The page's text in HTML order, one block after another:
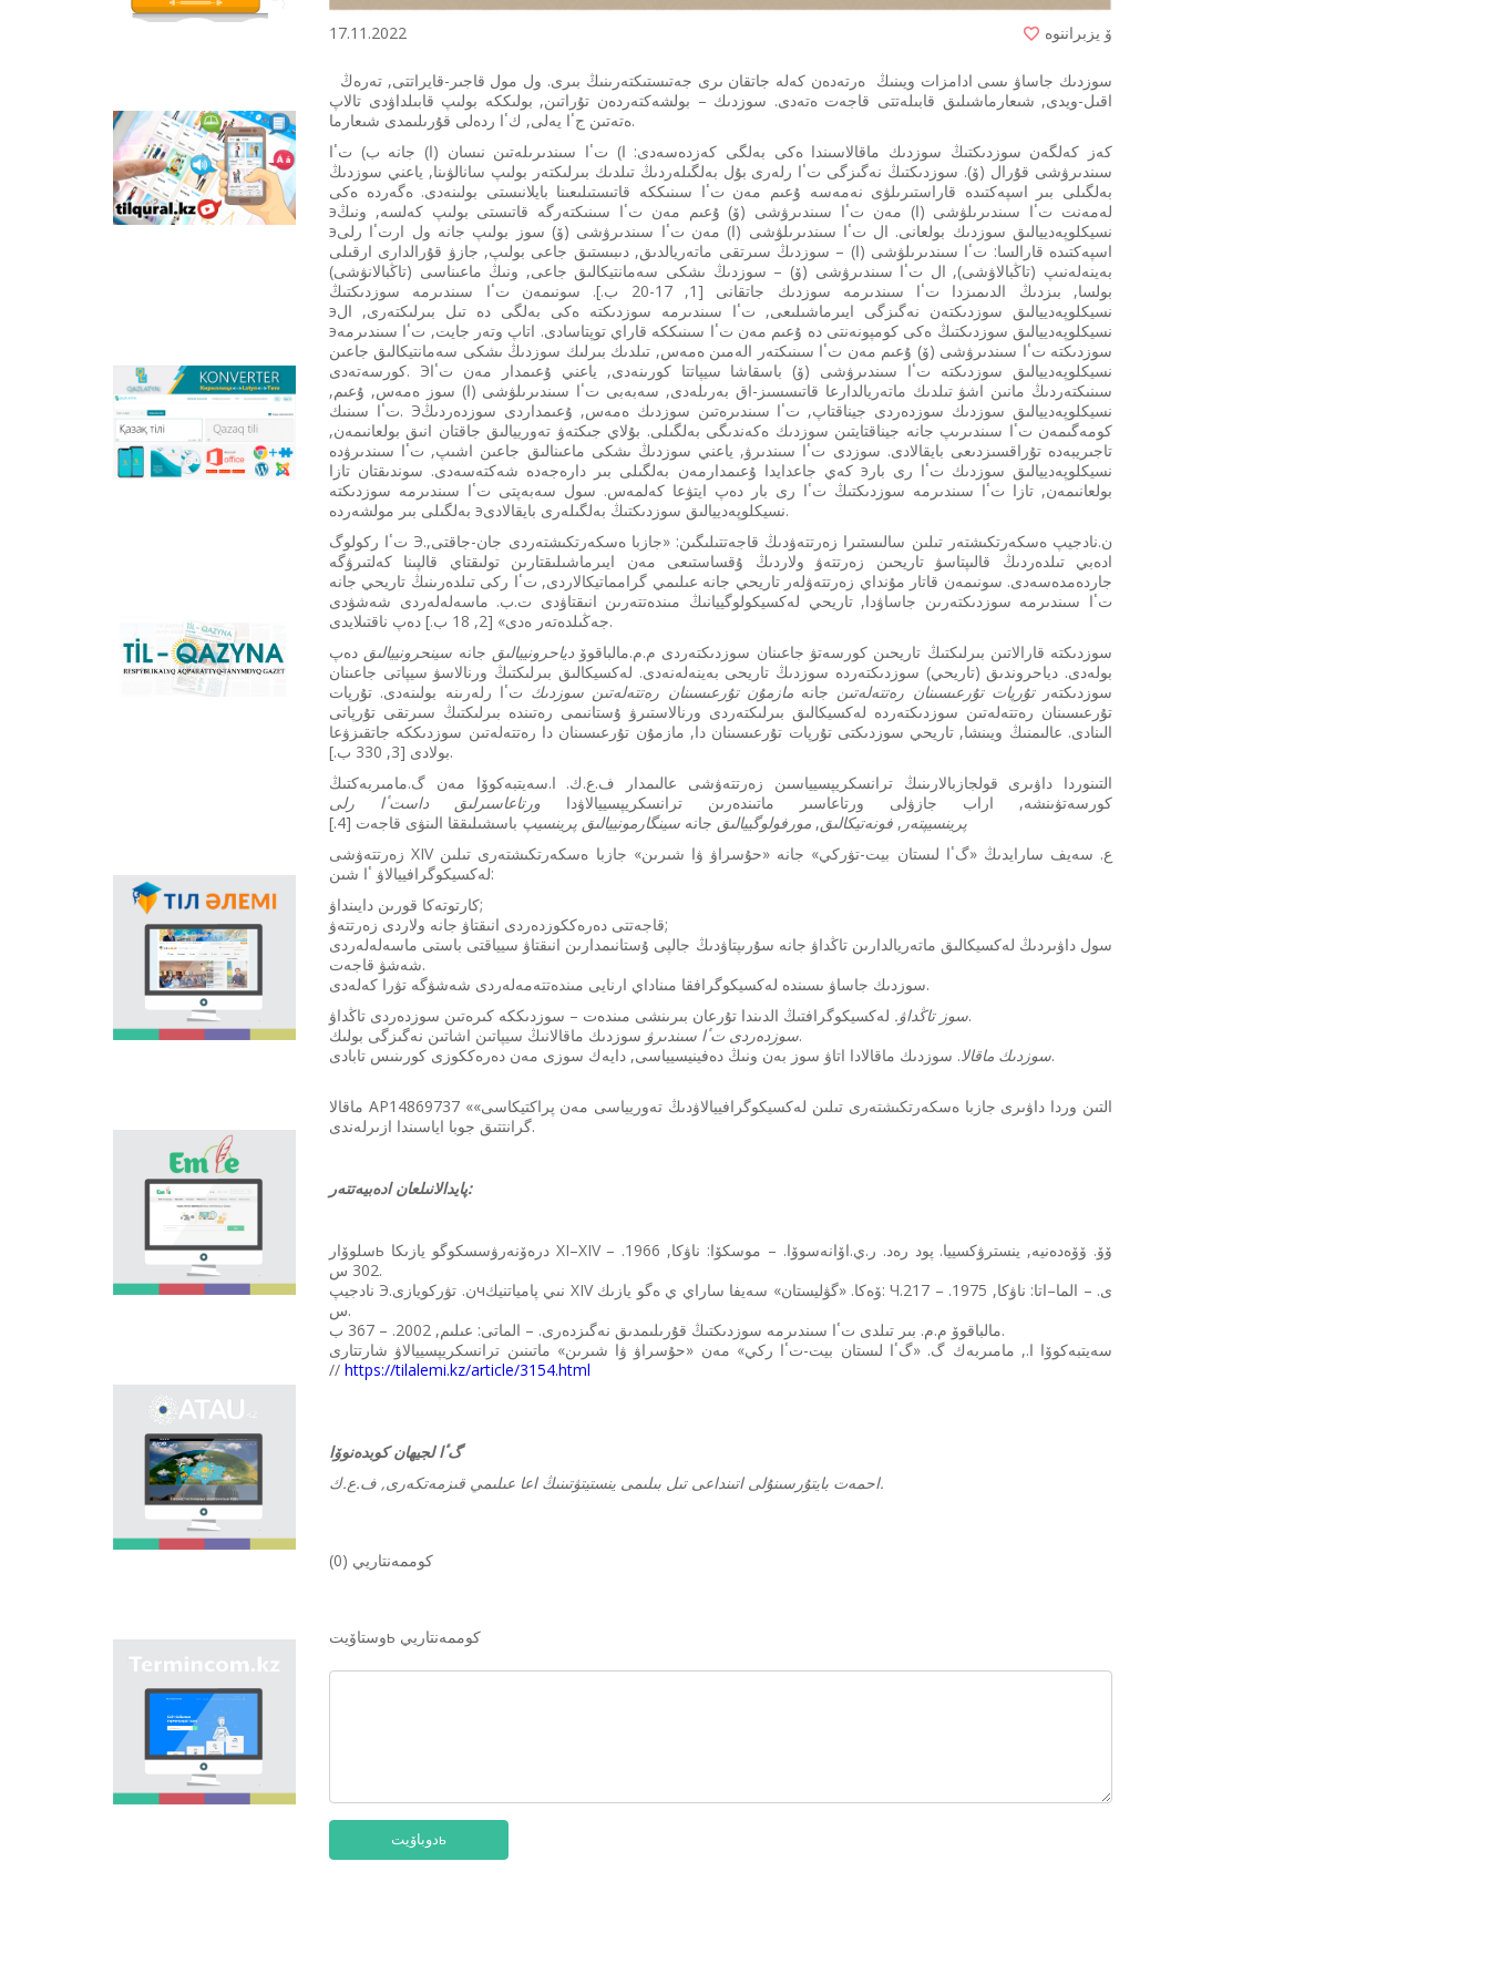
انيماسييالىق فيلьمدەر
Tilqural.kz –
مەملەكەتتىك تىلدى
دەڭگەيلەپ ٴا يرەنۋگە
ارنالعان ۆەب-سەرۆيس.
سايتتا ا1 دەڭگەيى
Qazlatyn.kz –
ماتىندەردى كيريلدەن
لاتىنعا جانە توتە جازۋعا
ونلاين تٴا ردە
سايكەستەندىرەتىن
باعدارلاماسىنىڭ
Windows-قا ارنالعان
offline-نۇسقاسىن, MS
«Til-Qazyna»
رەسپۋبليكالىق اقپاراتتىق-
تانىمدىق گازەتى
مەملەكەتتىك تىلدىڭ
قولدانىس اياسىنىڭ
كەڭەۋىندە عالامتور
ارقىلى تىلدى
ناسيحاتتاۋدىڭ ماڭىزى
اسا زور. ەلىمىزدەگى
وسى باعىتتاعى العاشقى
جوبا - "تىل الەمى"
جانە تانىستىرۋعا ٴا
لەسىن قوسادى.
«Emle.kz» эلەكتروندىق
بازاسى قازاق تىلىنىڭ
ورفوگرافيياسىنا ارنالعان.
بۇل بازادا قازاق تىلىنىڭ
قولدانىستاعى بەكىتىلگەن
ورفوگرافييالىق
سوزدىگى,
ورفوگرافييالىق
ونوماستيكالىق
اشۋدىڭ نەگىزگى
ماقساتى - ەلىمىزدىڭ
وڭىرلەرىندەگى كوشە,
ەلدىمەكەن, مەكەمەلەر
مەن تٴا رلى نىساندارعا
بەرىلگەن اتاۋلاردى
"Termincom.kz" سايتى
- قازاق تەرمينولوگيياسىن
جٴا يەلەۋگە,
تەرمينولوگييالىق قوردى
تولىقتىرۋعا, تەرميندەردى
جانە اتاۋلاردى قازاق
تىلىنىڭ نورمالارىنا
سايكەس رەتتەۋگە ٴا
17.11.2022 ۆ يزبراننوە
اقىل-ويدى, شىعارماشىلىق قابىلەتتى قاجەت ەتەدى. سوزدىك – بولشەكتەردەن تۇراتىن, بولىككە بولىپ قابىلداۋدى تالاپ
ەتەتىن جٴا يەلى, كٴا ردەلى قۇرىلىمدى شىعارما.
كەز كەلگەن سوزدىكتىڭ سوزدىك ماقالاسىندا ەكى بەلگى كەزدەسەدى: ا) تٴا سىندىرىلەتىن نىسان (ا) جانە ب) تٴا
سىندىرۋشى قۇرال (ۆ). سوزدىكتىڭ نەگىزگى تٴا رلەرى بۇل بەلگىلەردىڭ تىلدىك بىرلىكتەر بولىپ سانالۋىنا, ياعني سوزدىڭ
بەلگىلى بىر اسپەكتىدە قاراستىرىلۋى نەمەسە ۇعىم مەن تٴا سىنىككە قاتىستىلىعىنا بايلانىستى بولىنەدى. ەگەردە ەكى
эلەمەنت تٴا سىندىرىلۋشى (ا) مەن تٴا سىندىرۋشى (ۆ) ۇعىم مەن تٴا سىنىكتەرگە قاتىستى بولىپ كەلسە, ونىڭ
эنسيكلوپەدييالىق سوزدىك بولعانى. ال تٴا سىندىرىلۋشى (ا) مەن تٴا سىندىرۋشى (ۆ) سوز بولىپ جانە ول ارتٴا رلى
اسپەكتىدە قارالسا: تٴا سىندىرىلۋشى (ا) – سوزدىڭ سىرتقى ماتەريالدىق, دىبىستىق جاعى بولىپ, جازۋ قۇرالدارى ارقىلى
بەينەلەنىپ (تاڭبالاۋشى), ال تٴا سىندىرۋشى (ۆ) – سوزدىڭ ىشكى سەمانتيكالىق جاعى, ونىڭ ماعىناسى (تاڭبالانۋشى)
بولسا, بىزدىڭ الدىمىزدا تٴا سىندىرمە سوزدىك جاتقانى [1, 17-20 ب.]. سونىمەن تٴا سىندىرمە سوزدىكتىڭ
эنسيكلوپەدييالىق سوزدىكتەن نەگىزگى ايىرماشىلىعى, تٴا سىندىرمە سوزدىكتە ەكى بەلگى دە تىل بىرلىكتەرى, ال
эنسيكلوپەدييالىق سوزدىكتىڭ ەكى كومپونەنتى دە ۇعىم مەن تٴا سىنىككە قاراي توپتاسادى. اتاپ وتەر جايت, تٴا سىندىرمە
سوزدىكتە تٴا سىندىرۋشى (ۆ) ۇعىم مەن تٴا سىنىكتەر الەمىن ەمەس, تىلدىك بىرلىك سوزدىڭ ىشكى سەمانتيكالىق جاعىن
كورسەتەدى. Эنسيكلوپەدييالىق سوزدىكتە تٴا سىندىرۋشى (ۆ) باسقاشا سيپاتتا كورىنەدى, ياعني ۇعىمدار مەن تٴا
سىنىكتەردىڭ مانىن اشۋ تىلدىك ماتەريالدارعا قاتىسسىز-اق بەرىلەدى, سەبەبى تٴا سىندىرىلۋشى (ا) سوز ەمەس, ۇعىم,
تٴا سىنىك. Эنسيكلوپەدييالىق سوزدىك سوزدەردى جيناقتاپ, تٴا سىندىرەتىن سوزدىك ەمەس, ۇعىمداردى سوزدەردىڭ
كومەگىمەن تٴا سىندىرىپ جانە جيناقتايتىن سوزدىك ەكەندىگى بەلگىلى. بۇلاي جىكتەۋ تەورييالىق جاقتان انىق بولعانىمەن,
تاجىريبەدە تۇراقسىزدىعى بايقالادى. سوزدى تٴا سىندىرۋ, ياعني سوزدىڭ ىشكى ماعىنالىق جاعىن اشىپ, تٴا سىندىرۋدە
كەي جاعدايدا ۇعىمدارمەن بەلگىلى بىر دارەجەدە شەكتەسەدى. سوندىقتان تازا эنسيكلوپەدييالىق سوزدىك تٴا رى بار
بولعانىمەن, تازا تٴا سىندىرمە سوزدىكتىڭ تٴا رى بار دەپ ايتۋعا كەلمەس. سول سەبەپتى تٴا سىندىرمە سوزدىكتە
بەلگىلى بىر مولشەردە эنسيكلوپەدييالىق سوزدىكتىڭ بەلگىلەرى بايقالادى.
تٴا ركولوگ Э.ن.نادجيپ ەسكەرتكىشتەر تىلىن سالىستىرا زەرتتەۋدىڭ قاجەتتىلىگىن: «جازبا ەسكەرتكىشتەردى جان-جاقتى,
ادەبي تىلدەردىڭ قالىپتاسۋ تاريحىن زەرتتەۋ ولاردىڭ ۇقساستىعى مەن ايىرماشىلىقتارىن تولىقتاي قالپىنا كەلتىرۋگە
جاردەمدەسەدى. سونىمەن قاتار مۇنداي زەرتتەۋلەر تاريحي جانە عىلىمي گرامماتيكالاردى, تٴا ركى تىلدەرىنىڭ تاريحي جانە
تٴا سىندىرمە سوزدىكتەرىن جاساۋدا, تاريحي لەكسيكولوگييانىڭ مىندەتتەرىن انىقتاۋدى ت.ب. ماسەلەلەردى شەشۋدى
جەڭىلدەتەر ەدى» [2, 18 ب.] دەپ ناقتىلايدى.
سوزدىكتە قارالاتىن بىرلىكتىڭ تاريحىن كورسەتۋ جاعىنان سوزدىكتەردى م.م.مالباقوۆدياحرونييالىق جانە سينحرونييالىق دەپ
بولەدى. دياحروندىق (تاريحي) سوزدىكتەردە سوزدىڭ تاريحى بەينەلەنەدى. لەكسيكالىق بىرلىكتىڭ ورنالاسۋ سيپاتى جاعىنان
سوزدىكتەرتۇرپات تۇرعىسىنان رەتتەلەتىن جانە مازمۇن تۇرعىسىنان رەتتەلەتىن سوزدىك تٴا رلەرىنە بولىنەدى. تۇرپات
تۇرعىسىنان رەتتەلەتىن سوزدىكتەردە لەكسيكالىق بىرلىكتەردى ورنالاستىرۋ ۇستانىمى رەتىندە بىرلىكتىڭ سىرتقى تۇرپاتى
الىنادى. عالىمنىڭ ويىنشا, تاريحي سوزدىكتى تۇرپات تۇرعىسىنان دا, مازمۇن تۇرعىسىنان دا رەتتەلەتىن سوزدىككە جاتقىزۋعا
بولادى [3, 330 ب.].
التىنوردا داۋىرى قولجازبالارىنىڭ ترانسكريپسيياسىن زەرتتەۋشى عالىمدار ف.ع.ك. ا.سەيتبەكوۆا مەن گ.مامىربەكتىڭ
كورسەتۋىنشە, اراب جازۋلى ورتاعاسىر ماتىندەرىن ترانسكريپسييالاۋدا ورتاعاسىرلىق داستٴا رلى
پرينسيپتەر , فونەتيكالىق, مورفولوگييالىق جانە سينگارمونييالىق پرينسيپ باسشىلىققا الىنۋى قاجەت [4.]
زەرتتەۋشى XIV ع. سەيف سارايدىڭ «گٴا لىستان بيت-تۋركي» جانە «حۇسراۋ ۋا شىرىن» جازبا ەسكەرتكىشتەرى تىلىن
لەكسيكوگرافييالاۋ ٴا شىن:
كارتوتەكا قورىن دايىنداۋ;
قاجەتتى دەرەككوزدەردى انىقتاۋ جانە ولاردى زەرتتەۋ;
سول داۋىردىڭ لەكسيكالىق ماتەريالدارىن تاڭداۋ جانە سۇرىپتاۋدىڭ جالپى ۇستانىمدارىن انىقتاۋ سيياقتى باستى ماسەلەلەردى
شەشۋ قاجەت.
سوزدىك جاساۋ ىسىندە لەكسيكوگرافقا مىناداي ارنايى مىندەتتەمەلەردى شەشۋگە تۋرا كەلەدى.
سوز تاڭداۋ.لەكسيكوگرافتىڭ الدىندا تۇرعان بىرىنشى مىندەت – سوزدىككە كىرەتىن سوزدەردى تاڭداۋ.
سوزدەردى تٴا سىندىرۋسوزدىك ماقالانىڭ سيپاتىن اشاتىن نەگىزگى بولىك.
سوزدىك ماقالا. سوزدىك ماقالادا اتاۋ سوز بەن ونىڭ دەفينيسيياسى, دايەك سوزى مەن دەرەككوزى كورىنىس تابادى.
ماقالا AP14869737 «التىن وردا داۋىرى جازبا ەسكەرتكىشتەرى تىلىن لەكسيكوگرافييالاۋدىڭ تەوريياسى مەن پراكتيكاسى»
گرانتتىق جوبا اياسىندا ازىرلەندى.
پايدالانىلعان ادەبيەتتەر:
سلوۆارь درەۆنەرۋسسكوگو يازىكا XI–XIV ۆۆ. ۆۆەدەنيە, ينسترۋكسييا. پود رەد. ر.ي.اۆانەسوۆا. – موسكۆا: ناۋكا, 1966. –
302 س.
نادجيپ Э.ن. تۋركويازىчنىي پامياتنيك XIV ۆەكا. «گۋليستان» سەيفا ساراي ي ەگو يازىك: Ч.ى. – الما–اتا: ناۋكا, 1975. – 217
س.
مالباقوۆ م.م. بىر تىلدى تٴا سىندىرمە سوزدىكتىڭ قۇرىلىمدىق نەگىزدەرى. – الماتى: عىلىم, 2002. – 367 ب.
سەيتبەكوۆا ا., مامىربەك گ. «گٴا لىستان بيت-تٴا ركي» مەن «حۇسراۋ ۋا شىرىن» ماتىنىن ترانسكريپسييالاۋ شارتتارى
// https://tilalemi.kz/article/3154.html
گٴا لجيھان كوبدەنوۆا
احمەت بايتۇرسىنۇلى اتىنداعى تىل بىلىمى ينستيتۋتىنىڭ اعا عىلىمي قىزمەتكەرى, ف.ع.ك.
كوممەنتاريي (0)
وستاۆيتь كوممەنتاريي
دوباۆيتь